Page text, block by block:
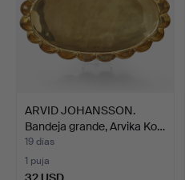
ARVID JOHANSSON.
Bandeja grande, Arvika Ko…
19 días
1 puja